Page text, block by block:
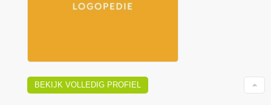
BEKIJK VOLLEDIG PROFIEL